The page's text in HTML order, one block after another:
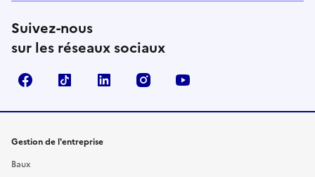
Suivez-nous
sur les réseaux sociaux
FacebookTikTok Linkedin Instagram
Gestion de l'entreprise
Baux